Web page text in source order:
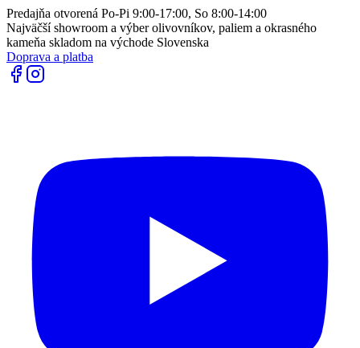
Predajňa otvorená Po-Pi 9:00-17:00, So 8:00-14:00
Najväčší showroom a výber olivovníkov, paliem a okrasného
kameňa skladom na východe Slovenska
Doprava a platba